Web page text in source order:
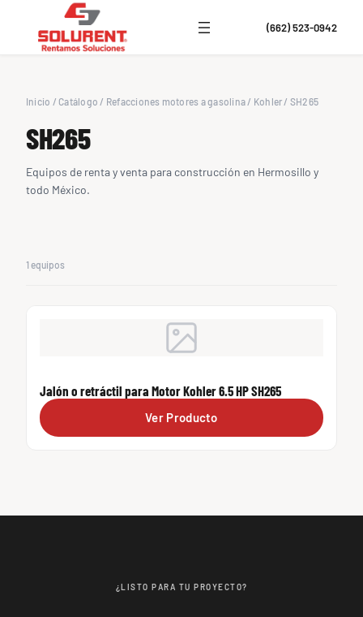
(662) 523-0942
Inicio / Catálogo / Refacciones motores a gasolina / Kohler / SH265
SH265
Equipos de renta y venta para construcción en Hermosillo y
todo México.
1 equipos
Jalón o retráctil para Motor Kohler 6.5 HP SH265
Ver Producto
¿LISTO PARA TU PROYECTO?